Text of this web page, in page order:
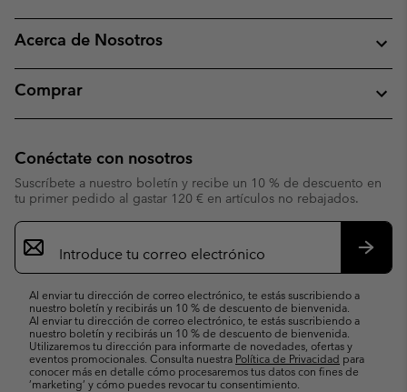
Acerca de Nosotros
Comprar
Conéctate con nosotros
Suscríbete a nuestro boletín y recibe un 10 % de descuento en
tu primer pedido al gastar 120 € en artículos no rebajados.
Suscripción
de
correo
Al enviar tu dirección de correo electrónico, te estás suscribiendo a
nuestro boletín y recibirás un 10 % de descuento de bienvenida.
Al enviar tu dirección de correo electrónico, te estás suscribiendo a
nuestro boletín y recibirás un 10 % de descuento de bienvenida.
Utilizaremos tu dirección para informarte de novedades, ofertas y
eventos promocionales. Consulta nuestra Política de Privacidad para
conocer más en detalle cómo procesaremos tus datos con fines de
’marketing’ y cómo puedes revocar tu consentimiento.